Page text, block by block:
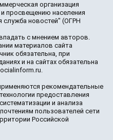
организация
просвещению населения
служба новостей" (ОГРН
с мнением авторов.
материалов сайта
обязательна, при
и на сайтах обязательна
рекомендательные
предоставления
и анализа
пользователей сети
Российской